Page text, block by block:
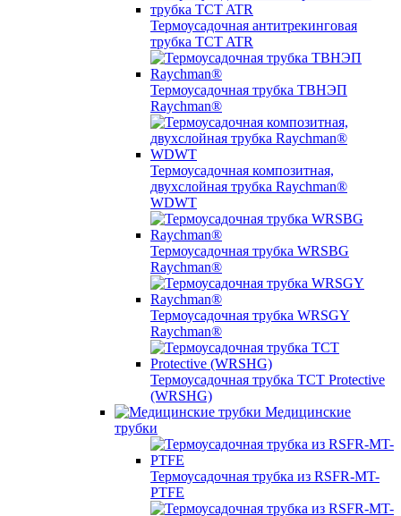
Термоусадочная антитрекинговая
трубка TCT ATR
Термоусадочная трубка ТВНЭП
Raychman®
Термоусадочная композитная,
двухслойная трубка Raychman®
WDWT
Термоусадочная трубка WRSBG
Raychman®
Термоусадочная трубка WRSGY
Raychman®
Термоусадочная трубка TCT Protective
(WRSHG)
Медицинские
трубки
Термоусадочная трубка из RSFR-MT-
PTFE